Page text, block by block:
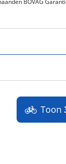
BOVAG
Toon